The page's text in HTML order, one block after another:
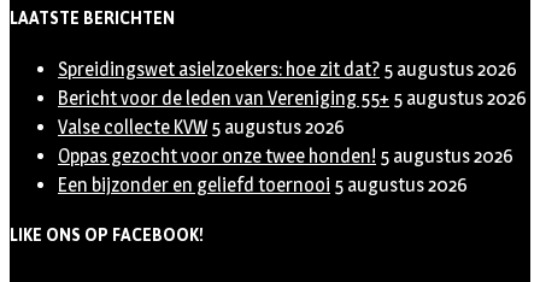
LAATSTE BERICHTEN
Spreidingswet asielzoekers: hoe zit dat? 5 augustus 2026
Bericht voor de leden van Vereniging 55+ 5 augustus 2026
Valse collecte KVW 5 augustus 2026
Oppas gezocht voor onze twee honden! 5 augustus 2026
Een bijzonder en geliefd toernooi 5 augustus 2026
LIKE ONS OP FACEBOOK!